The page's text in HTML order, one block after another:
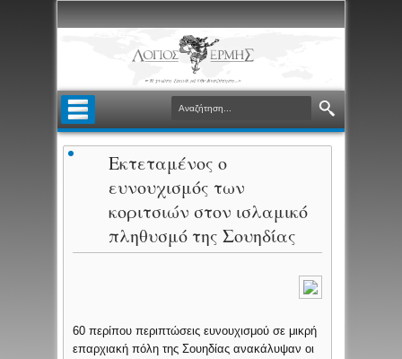
Εκτεταμένος ο
ευνουχισμός των
κοριτσιών στον ισλαμικό
πληθυσμό της Σουηδίας
60 περίπου περιπτώσεις ευνουχισμού σε μικρή
επαρχιακή πόλη της Σουηδίας ανακάλυψαν οι